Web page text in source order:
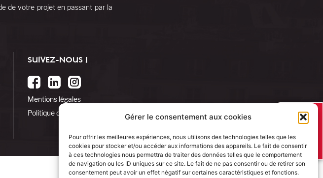
Gérer le consentement aux cookies
Pour offrir les meilleures expériences, nous utilisons des technologies telles que les
cookies pour stocker et/ou accéder aux informations des appareils. Le fait de consentir
à ces technologies nous permettra de traiter des données telles que le comportement
de navigation ou les ID uniques sur ce site. Le fait de ne pas consentir ou de retirer son
consentement peut avoir un effet négatif sur certaines caractéristiques et fonctions.
de votre projet en passant par la
SUIVEZ-NOUS !
Mentions légales
Politique de cookies
J’AI UN
PROJET